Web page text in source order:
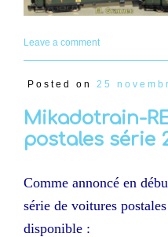
Leave a comment
Posted on 25
Mikadotrain-
postales série
Comme annoncé en
série de voitures
disponible :